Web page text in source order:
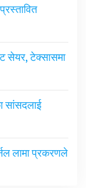
सेयर, टेक्सासमा
सांसदलाई
लामा प्रकरणले